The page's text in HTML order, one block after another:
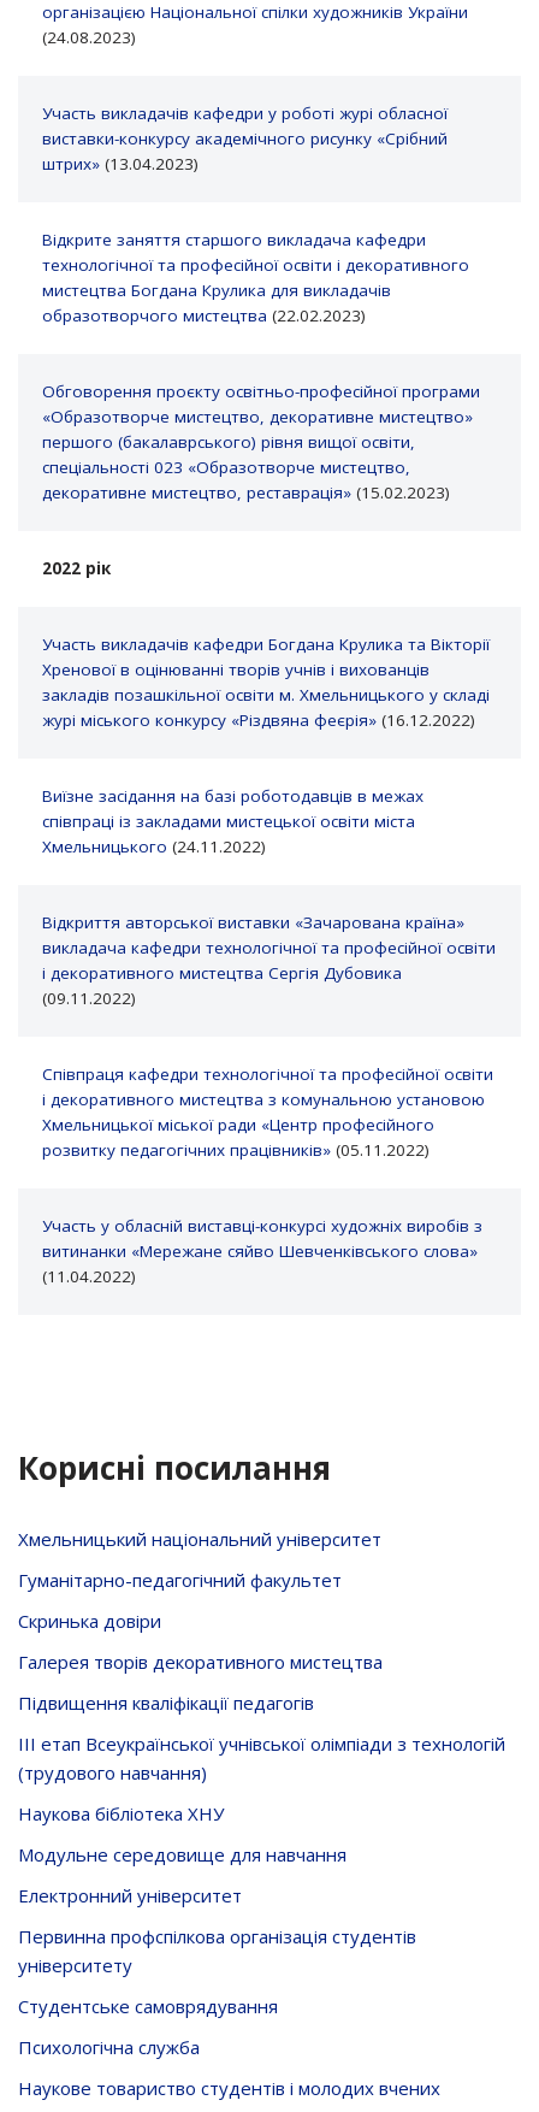
організацією Національної спілки художників України
(24.08.2023)
Участь викладачів кафедри у роботі журі обласної
виставки-конкурсу академічного рисунку «Срібний
штрих» (13.04.2023)
Відкрите заняття старшого викладача кафедри
технологічної та професійної освіти і декоративного
мистецтва Богдана Крулика для викладачів
образотворчого мистецтва (22.02.2023)
Обговорення проєкту освітньо-професійної програми
«Образотворче мистецтво, декоративне мистецтво»
першого (бакалаврського) рівня вищої освіти,
спеціальності 023 «Образотворче мистецтво,
декоративне мистецтво, реставрація» (15.02.2023)
2022 рік
Участь викладачів кафедри Богдана Крулика та Вікторії
Хренової в оцінюванні творів учнів і вихованців
закладів позашкільної освіти м. Хмельницького у складі
журі міського конкурсу «Різдвяна феєрія» (16.12.2022)
Виїзне засідання на базі роботодавців в межах
співпраці із закладами мистецької освіти міста
Хмельницького (24.11.2022)
Відкриття авторської виставки «Зачарована країна»
викладача кафедри технологічної та професійної освіти
і декоративного мистецтва Сергія Дубовика
(09.11.2022)
Співпраця кафедри технологічної та професійної освіти
і декоративного мистецтва з комунальною установою
Хмельницької міської ради «Центр професійного
розвитку педагогічних працівників» (05.11.2022)
Участь у обласній виставці-конкурсі художніх виробів з
витинанки «Мережане сяйво Шевченківського слова»
(11.04.2022)
Корисні посилання
Хмельницький національний університет
Гуманітарно-педагогічний факультет
Скринька довiри
Галерея творів декоративного мистецтва
Підвищення кваліфікації педагогів
ІІІ етап Всеукраїнської учнівської олімпіади з технологій
(трудового навчання)
Наукова бібліотека ХНУ
Модульне середовище для навчання
Електронний університет
Первинна профспілкова організація студентів
університету
Студентське самоврядування
Психологічна служба
Наукове товариство студентів і молодих вчених